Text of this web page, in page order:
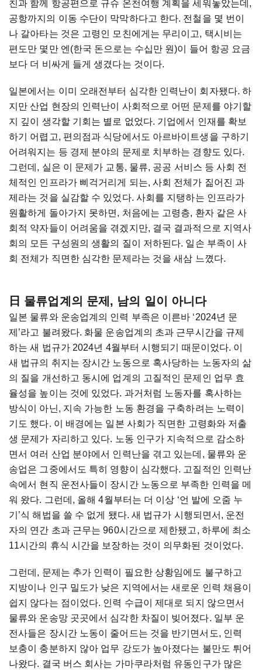
친과 함께 항공편으로 규슈 온천여행 계획을 세워놓았는데,
공항까지의 이동 수단이 막막하다고 한다. 전철을 몇 번이
나 갈아타는 것은 고령인 모친에게는 무리이고, 택시비는
편도만 몇만 엔(한국 돈으로는 수십만 원)이 들어 항공 요금
보다 더 비싸게 들게 생겼다는 것이다.
일본에서는 이미 오래전부터 심각한 인력난이 회자됐다. 하
지만 산업 현장의 인력난이 사회적으로 어떤 문제를 야기할
지 깊이 생각할 기회는 별로 없었다. 기업에서 인재를 확보
하기 어렵고, 편의점과 식당에서도 아르바이트생을 구하기
어려워지는 등 경제 분야의 문제로 치부하는 경향도 있다.
그런데, 실은 이 문제가 교통, 물류, 공공 서비스 등 사회 전
체적인 인프라가 삐걱거리게 되는, 사회 전체가 짊어진 과
제라는 것을 실감할 수 있었다. 사회를 지탱하는 인프라가
원활하게 돌아가지 못하면, 처음에는 고령층, 환자 같은 사
회적 약자들이 어려움을 겪겠지만, 결국 결과적으로 지역사
회의 모든 구성원의 생활의 질이 저하된다. 일손 부족이 사
회 전체가 직면한 심각한 문제라는 것을 새삼 느꼈다.
日 물류업계의 문제, 남의 일이 아니다
일본 물류와 운송업계의 인력 부족은 이른바 ‘2024년 문
제’라고 불려왔다. 화물 운송업계의 초과 근무시간을 규제
하는 새 법규가 2024년 4월부터 시행되기 때문이었다. 이
새 법규의 취지는 장시간 노동으로 혹사당하는 노동자의 삶
의 질을 개선하고 동시에 업계의 고질적인 문제인 업무 효
율성을 높이는 것에 있었다. 과거처럼 노동자를 혹사하는
방식이 아닌, 지속 가능한 노동 환경을 구축하려는 노력이
기도 했다. 이 배경에는 일본 사회가 직면한 고령화와 저출
생 문제가 자리하고 있다. 노동 인구가 지속적으로 감소하
면서 여러 산업 분야에서 인력난을 겪고 있는데, 물류와 운
송업은 그중에서도 특히 영향이 심각했다. 고질적인 인력난
속에서 현직 운전사들이 장시간 노동으로 부족한 인력을 메
워 왔다. 그런데, 올해 4월부터는 더 이상 ‘언 발에 오줌 누
기’식 해법을 쓸 수 없게 됐다. 새 법규가 시행되면서, 운전
자의 연간 초과 근무는 960시간으로 제한됐고, 하루에 최소
11시간의 휴식 시간을 보장하는 것이 의무화된 것이었다.
그런데, 문제는 추가 인력이 필요한 상황임에도 불구하고
지방이나 인구 밀도가 낮은 지역에서는 새로운 인력 채용이
쉽지 않다는 점이었다. 인력 수급이 제대로 되지 않으면서
물류와 운송망 곳곳에서 심각한 차질이 빚어졌다. 일부 운
전사들은 장시간 노동이 줄어드는 것을 반기면서도, 인력
보충이 충분하지 않아 업무 강도가 높아졌다는 불만도 튀어
나왔다. 결국 버스 회사는 가마쿠라처럼 유동인구가 많은